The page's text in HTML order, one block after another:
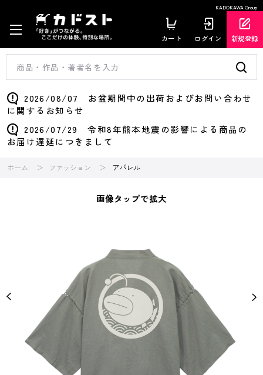
KADOKAWA Group
カート ログイン 新規登録
2026/08/07 お盆期間中の出荷およびお問い合わせ
に関するお知らせ
2026/07/29 令和8年熊本地震の影響による商品の
お届け遅延につきまして
ホーム ファッション アパレル
画像タップで拡大